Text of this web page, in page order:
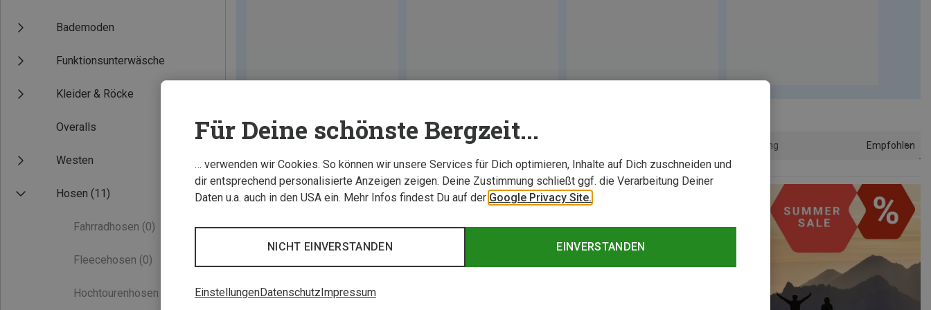
Bademoden
Funktionsunterwäsche
Kleider & Röcke
Overalls
Westen
Hosen (11)
Fahrradhosen (0)
Fleecehosen (0)
Hochtourenhosen
Sortierung Empfohlen
Für Deine schönste Bergzeit...
… verwenden wir Cookies. So können wir unsere Services für Dich optimieren, Inhalte auf Dich zuschneiden und
dir entsprechend personalisierte Anzeigen zeigen. Deine Zustimmung schließt ggf. die Verarbeitung Deiner
Daten u.a. auch in den USA ein. Mehr Infos findest Du auf der Google Privacy Site.
EINVERSTANDEN
NICHT EINVERSTANDEN
EinstellungenDatenschutzImpressum